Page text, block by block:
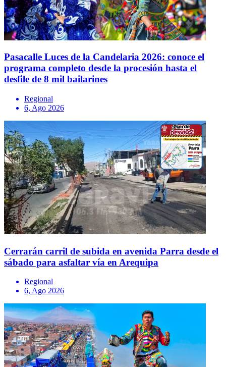
Pasacalle Luces de la Candelaria 2026: conoce el
programa completo desde la procesión hasta el
desfile de 8 mil bailarines
Regional
6, Ago 2026
Cerrarán carril de subida en avenida Parra desde el
sábado para asfaltar vía en Arequipa
Regional
6, Ago 2026